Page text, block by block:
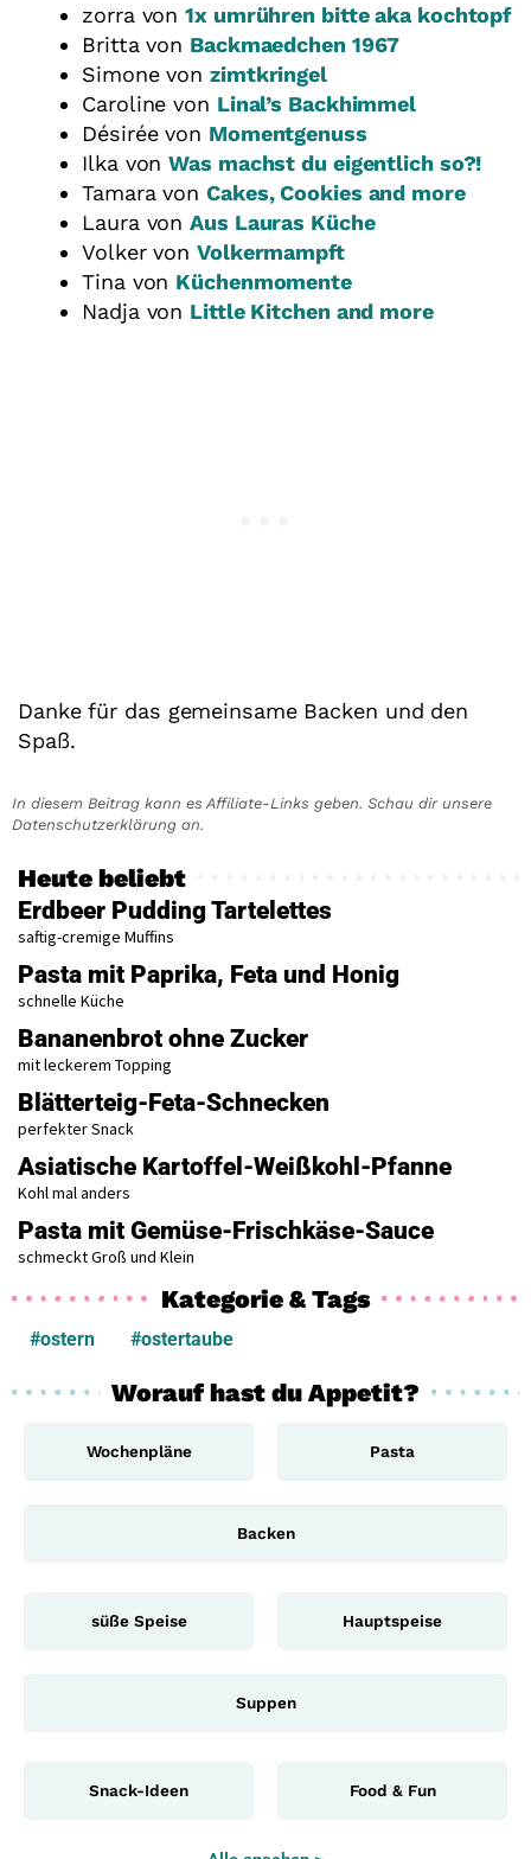
zorra von1x umrühren bitte aka kochtopf
Britta von Backmaedchen 1967
Simone vonzimtkringel
Caroline von Linal’s Backhimmel
Désirée von Momentgenuss
Ilka vonWas machst du eigentlich so?!
Tamara vonCakes, Cookies and more
Laura vonAus Lauras Küche
Volker vonVolkermampft
Tina von Küchenmomente
Nadja von Little Kitchen and more
Danke für das gemeinsame Backen und den
Spaß.
In diesem Beitrag kann es Affiliate-Links geben. Schau dir unsere
Datenschutzerklärung an.
Heute beliebt
Erdbeer Pudding Tartelettes
saftig-cremige Muffins
Pasta mit Paprika, Feta und Honig
schnelle Küche
Bananenbrot ohne Zucker
mit leckerem Topping
Blätterteig-Feta-Schnecken
perfekter Snack
Asiatische Kartoffel-Weißkohl-Pfanne
Kohl mal anders
Pasta mit Gemüse-Frischkäse-Sauce
schmeckt Groß und Klein
Kategorie & Tags
#ostern #ostertaube
Worauf hast du Appetit?
Wochenpläne Pasta
Backen
süße Speise Hauptspeise
Suppen
Snack-Ideen Food & Fun